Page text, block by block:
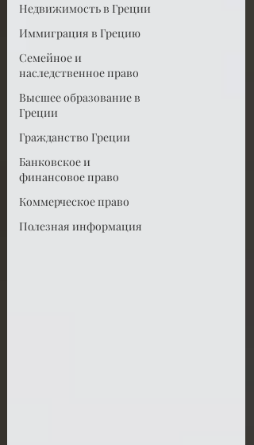
Недвижимость в Греции
Иммиграция в Грецию
Семейное и
наследственное право
Высшее образование в
Греции
Гражданство Греции
Банковское и
финансовое право
Коммерческое право
Полезная информация